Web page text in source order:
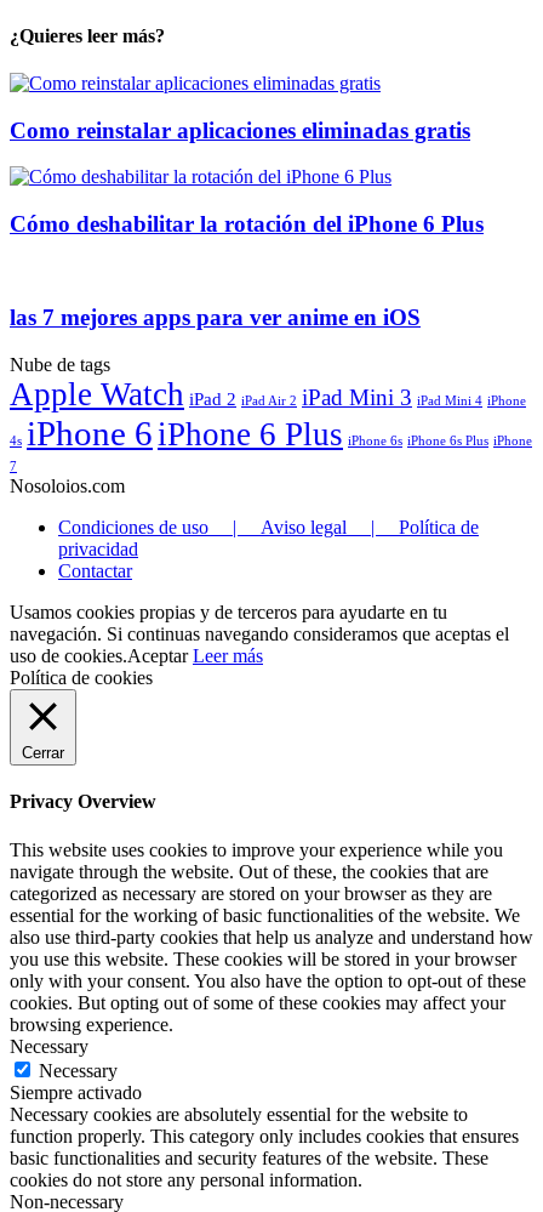
¿Quieres leer más?
Como reinstalar aplicaciones eliminadas gratis
Cómo deshabilitar la rotación del iPhone 6 Plus
las 7 mejores apps para ver anime en iOS
Nube de tags
Apple Watch iPad 2 iPad Air 2 iPad Mini 3 iPad Mini 4 iPhone
4s iPhone 6iPhone 6 Plus iPhone 6s iPhone 6s Plus iPhone
7
Nosoloios.com
Condiciones de uso | Aviso legal | Política de
privacidad
Contactar
Usamos cookies propias y de terceros para ayudarte en tu
navegación. Si continuas navegando consideramos que aceptas el
uso de cookies.Aceptar Leer más
Política de cookies
Cerrar
Privacy Overview
This website uses cookies to improve your experience while you
navigate through the website. Out of these, the cookies that are
categorized as necessary are stored on your browser as they are
essential for the working of basic functionalities of the website. We
also use third-party cookies that help us analyze and understand how
you use this website. These cookies will be stored in your browser
only with your consent. You also have the option to opt-out of these
cookies. But opting out of some of these cookies may affect your
browsing experience.
Necessary
Necessary
Siempre activado
Necessary cookies are absolutely essential for the website to
function properly. This category only includes cookies that ensures
basic functionalities and security features of the website. These
cookies do not store any personal information.
Non-necessary